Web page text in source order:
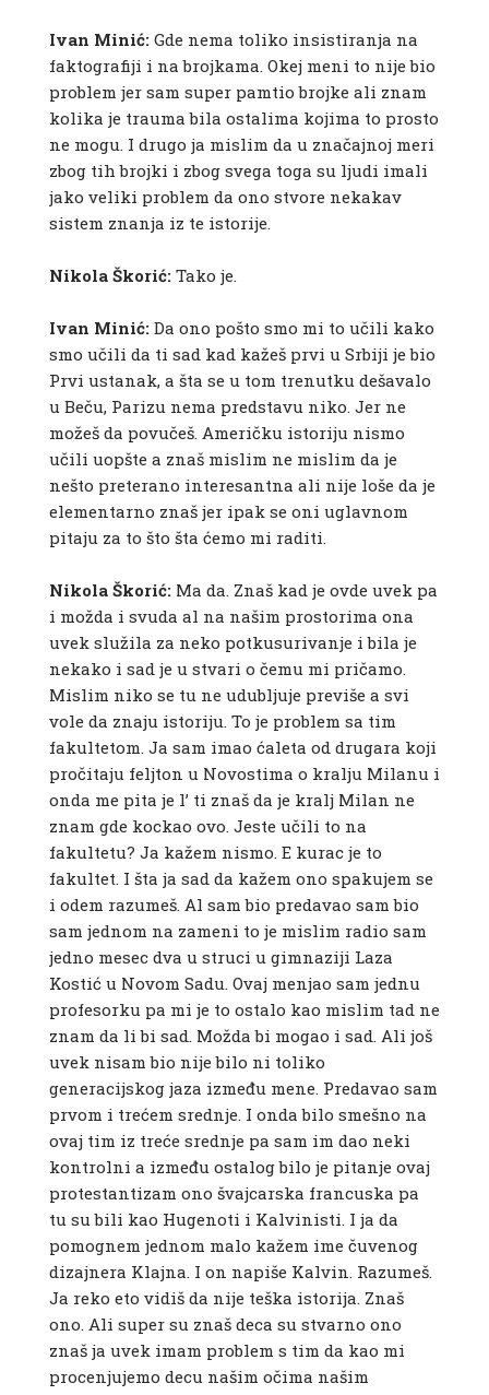
Ivan Minić: Gde nema toliko insistiranja na
faktografiji i na brojkama. Okej meni to nije bio
problem jer sam super pamtio brojke ali znam
kolika je trauma bila ostalima kojima to prosto
ne mogu. I drugo ja mislim da u značajnoj meri
zbog tih brojki i zbog svega toga su ljudi imali
jako veliki problem da ono stvore nekakav
sistem znanja iz te istorije.
Nikola Škorić: Tako je.
Ivan Minić: Da ono pošto smo mi to učili kako
smo učili da ti sad kad kažeš prvi u Srbiji je bio
Prvi ustanak, a šta se u tom trenutku dešavalo
u Beču, Parizu nema predstavu niko. Jer ne
možeš da povučeš. Američku istoriju nismo
učili uopšte a znaš mislim ne mislim da je
nešto preterano interesantna ali nije loše da je
elementarno znaš jer ipak se oni uglavnom
pitaju za to što šta ćemo mi raditi.
Nikola Škorić: Ma da. Znaš kad je ovde uvek pa
i možda i svuda al na našim prostorima ona
uvek služila za neko potkusurivanje i bila je
nekako i sad je u stvari o čemu mi pričamo.
Mislim niko se tu ne udubljuje previše a svi
vole da znaju istoriju. To je problem sa tim
fakultetom. Ja sam imao ćaleta od drugara koji
pročitaju feljton u Novostima o kralju Milanu i
onda me pita je l’ ti znaš da je kralj Milan ne
znam gde kockao ovo. Jeste učili to na
fakultetu? Ja kažem nismo. E kurac je to
fakultet. I šta ja sad da kažem ono spakujem se
i odem razumeš. Al sam bio predavao sam bio
sam jednom na zameni to je mislim radio sam
jedno mesec dva u struci u gimnaziji Laza
Kostić u Novom Sadu. Ovaj menjao sam jednu
profesorku pa mi je to ostalo kao mislim tad ne
znam da li bi sad. Možda bi mogao i sad. Ali još
uvek nisam bio nije bilo ni toliko
generacijskog jaza između mene. Predavao sam
prvom i trećem srednje. I onda bilo smešno na
ovaj tim iz treće srednje pa sam im dao neki
kontrolni a između ostalog bilo je pitanje ovaj
protestantizam ono švajcarska francuska pa
tu su bili kao Hugenoti i Kalvinisti. I ja da
pomognem jednom malo kažem ime čuvenog
dizajnera Klajna. I on napiše Kalvin. Razumeš.
Ja reko eto vidiš da nije teška istorija. Znaš
ono. Ali super su znaš deca su stvarno ono
znaš ja uvek imam problem s tim da kao mi
procenjujemo decu našim očima našim